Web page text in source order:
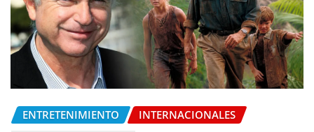
ENTRETENIMIENTO INTERNACIONALES